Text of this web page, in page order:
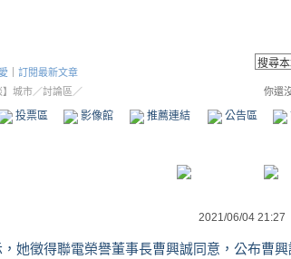
訂閱最新文章
】城市／討論區／ 你還
投票區 影像館 推薦連結 公告區
2021/06/04
，她徵得聯電榮譽董事長曹興誠同意，公布曹